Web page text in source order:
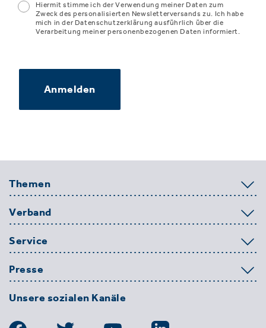
Hiermit stimme ich der Verwendung meiner Daten zum
Zweck des personalisierten Newsletterversands zu. Ich habe
mich in der Datenschutzerklärung ausführlich über die
Verarbeitung meiner personenbezogenen Daten informiert.
Anmelden
Themen
Verband
Service
Presse
Unsere sozialen Kanäle